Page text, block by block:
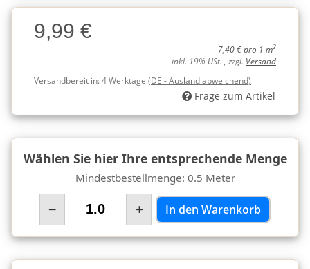
Charge
Charge9,99 €
7,40 € pro 1 m2
inkl. 19% USt. , zzgl. Versand
Versandbereit in:4 Werktage (DE - Ausland abweichend)
Frage zum Artikel
Wählen Sie hier Ihre entsprechende Menge
Mindestbestellmenge: 0.5 Meter
− + In den Warenkorb